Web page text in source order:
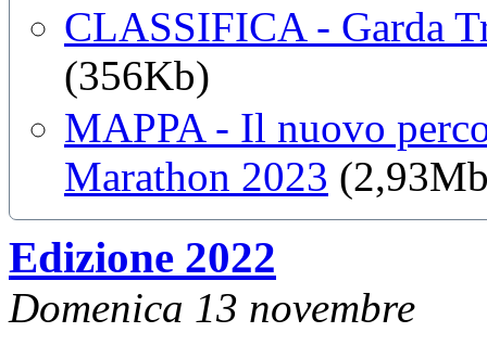
CLASSIFICA - Garda
(356Kb)
MAPPA - Il nuovo
Marathon 2023
Edizione 2022
Domenica 13 novembre